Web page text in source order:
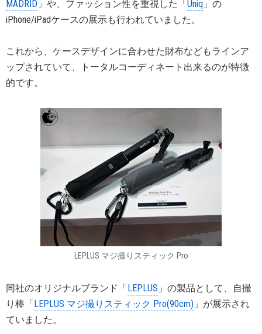
MADRID 」や、ファッション性を重視した「 Uniq 」の
iPhone/iPadケースの展示も行われていました。
これから、ケースデザインに合わせた財布などもラインア
ップされていて、トータルコーディネート出来るのが特徴
的です。
LEPLUS マジ撮りスティック Pro
同社のオリジナルブランド「LEPLUS 」の製品として、自撮
り棒「LEPLUS マジ撮りスティック Pro(90cm) 」が展示され
ていました。